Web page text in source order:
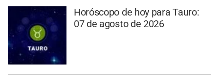
Horóscopo de hoy para Tauro:
07 de agosto de 2026